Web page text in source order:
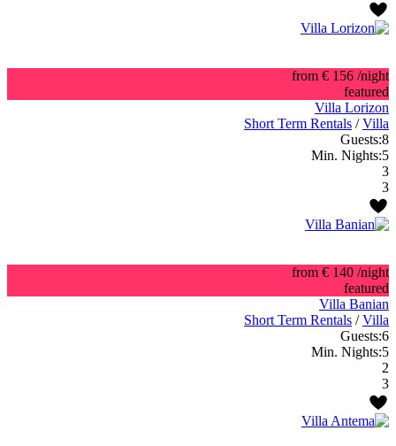
from € 156 /night
featured
Villa Lorizon
Short Term Rentals /Villa
Guests:8
Min. Nights:5
3
3
from € 140 /night
featured
Villa Banian
Short Term Rentals /Villa
Guests:6
Min. Nights:5
2
3